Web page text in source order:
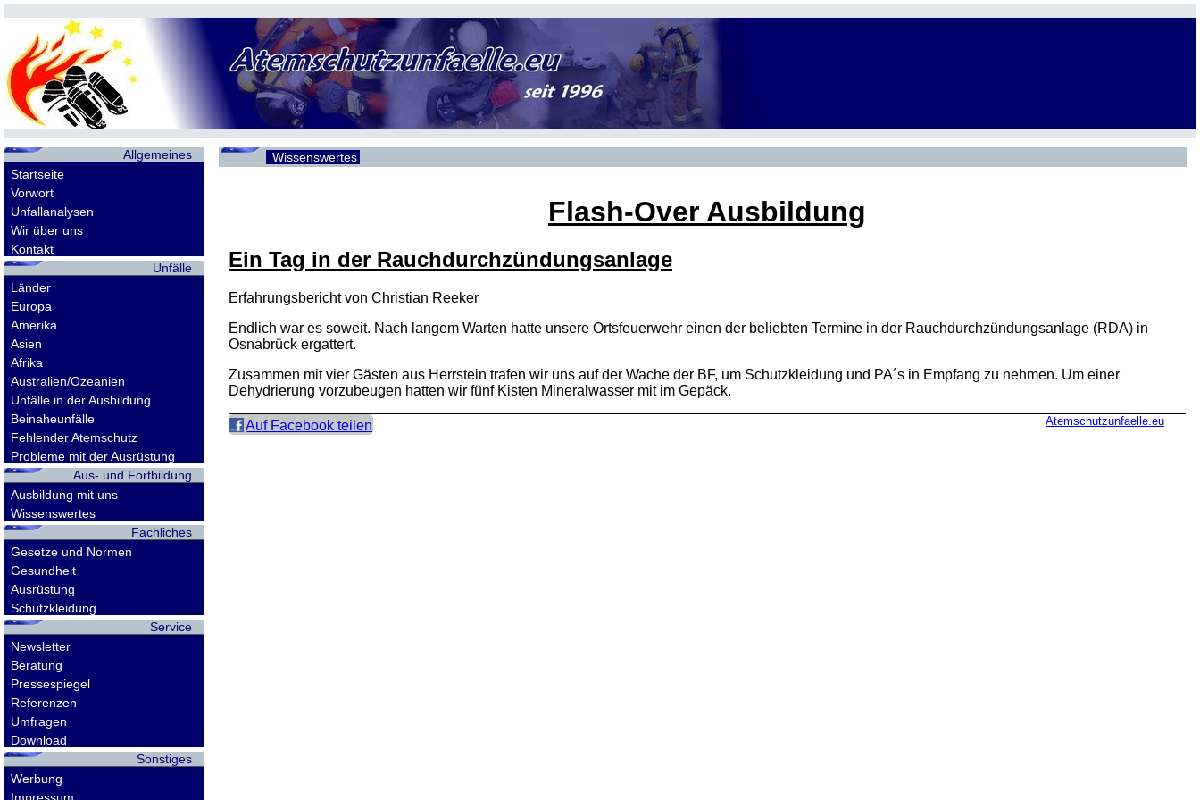
Allgemeines
Startseite
Vorwort
Unfallanalysen
Wir über uns
Kontakt
Unfälle
Länder
Europa
Amerika
Asien
Afrika
Australien/Ozeanien
Unfälle in der Ausbildung
Beinaheunfälle
Fehlender Atemschutz
Probleme mit der Ausrüstung
Aus- und Fortbildung
Ausbildung mit uns
Wissenswertes
Fachliches
Gesetze und Normen
Gesundheit
Ausrüstung
Schutzkleidung
Service
Newsletter
Beratung
Pressespiegel
Referenzen
Umfragen
Download
Sonstiges
Werbung
Wissenswertes
Flash-Over Ausbildung
Ein Tag in der Rauchdurchzündungsanlage
Erfahrungsbericht von Christian Reeker
Endlich war es soweit. Nach langem Warten hatte unsere Ortsfeuerwehr einen der beliebten Termine in der Rauchdurchzündungsanlage (RDA) in
Osnabrück ergattert.
Zusammen mit vier Gästen aus Herrstein trafen wir uns auf der Wache der BF, um Schutzkleidung und PA´s in Empfang zu nehmen. Um einer
Dehydrierung vorzubeugen hatten wir fünf Kisten Mineralwasser mit im Gepäck.
Auf Facebook teilen Atemschutzunfaelle.eu